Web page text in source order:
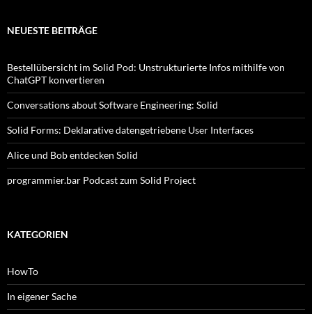
NEUESTE BEITRÄGE
Bestellübersicht im Solid Pod: Unstrukturierte Infos mithilfe von
ChatGPT konvertieren
Conversations about Software Engineering: Solid
Solid Forms: Deklarative datengetriebene User Interfaces
Alice und Bob entdecken Solid
programmier.bar Podcast zum Solid Project
KATEGORIEN
HowTo
In eigener Sache